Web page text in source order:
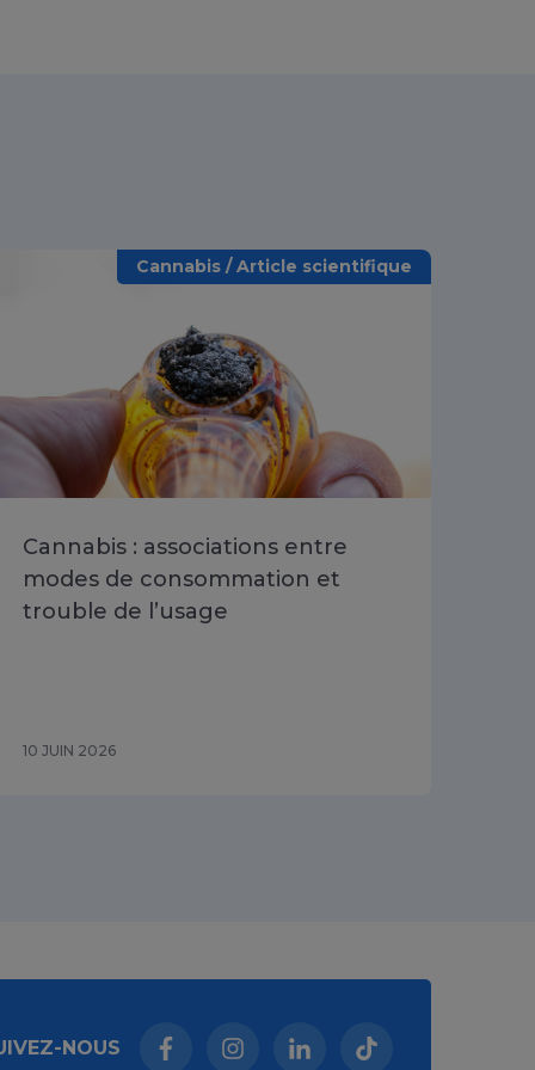
Cannabis / Article scientifique
Cannabis : associations entre
modes de consommation et
trouble de l’usage
10 JUIN 2026
NOUS
Facebook (nouvelle fenêtre)
Instagram (nouvelle fenêtre)
Linkedin (nouvelle
Tiktok (nouvelle